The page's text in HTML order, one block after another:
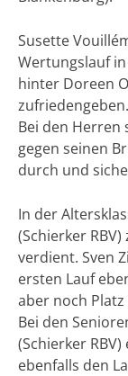
Susette
Wertungslauf
hinter Doreen
zufriedengeben.
Bei den Herren
gegen seinen
durch und
In der
(Schierker
verdient. Sven
ersten Lauf
aber noch Platz
Bei den
(Schierker
ebenfalls den